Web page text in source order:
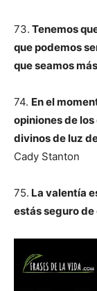
73. Tenemos
que podemos
que seamos
74. En el
opiniones de
divinos de luz
Cady Stanton
75. La valentía
estás seguro de